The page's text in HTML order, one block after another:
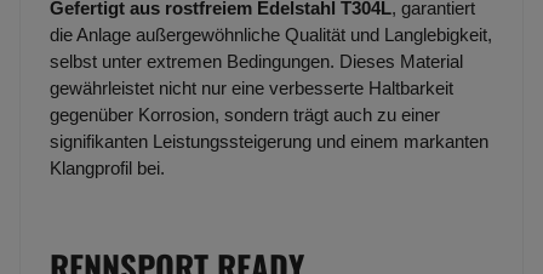
Gefertigt aus rostfreiem Edelstahl T304L, garantiert
die Anlage außergewöhnliche Qualität und Langlebigkeit,
selbst unter extremen Bedingungen. Dieses Material
gewährleistet nicht nur eine verbesserte Haltbarkeit
gegenüber Korrosion, sondern trägt auch zu einer
signifikanten Leistungssteigerung und einem markanten
Klangprofil bei.